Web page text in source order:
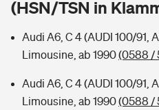
Sie haben Fragen?
Zur Übersicht
(HSN/TSN in
Audi A6, C 4 (AUDI 100/91,
Limousine, ab 1990(0588 /
Audi A6, C 4 (AUDI 100/91,
Limousine, ab 1990(0588 /